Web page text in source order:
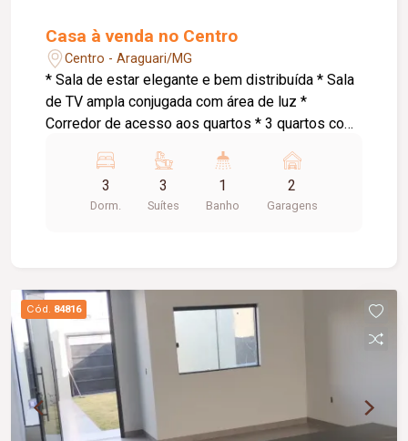
Casa à venda no Centro
Centro - Araguari/MG
* Sala de estar elegante e bem distribuída * Sala
de TV ampla conjugada com área de luz *
Corredor de acesso aos quartos * 3 quartos com
planejados e banheira de hidromassagem * 1
suíte com armários planejados * Cozinha
conjugada com área gourmet ampla *
pequenos * Portão eletrônico * 2 interfones para
maior comodidade e acessibilidade * Energia
solar atendendo as 3 suítes, proporcionando
mais economia e eficiência energética
3
Dorm.
3
Suítes
1
Banho
2
Garagens
Cód. 84816